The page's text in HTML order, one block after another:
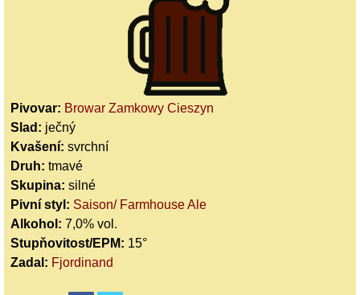
Pivovar: Browar Zamkowy Cieszyn
Slad: ječný
Kvašení: svrchní
Druh: tmavé
Skupina: silné
Pivní styl: Saison/ Farmhouse Ale
Alkohol: 7,0% vol.
Stupňovitost/EPM: 15°
Zadal: Fjordinand